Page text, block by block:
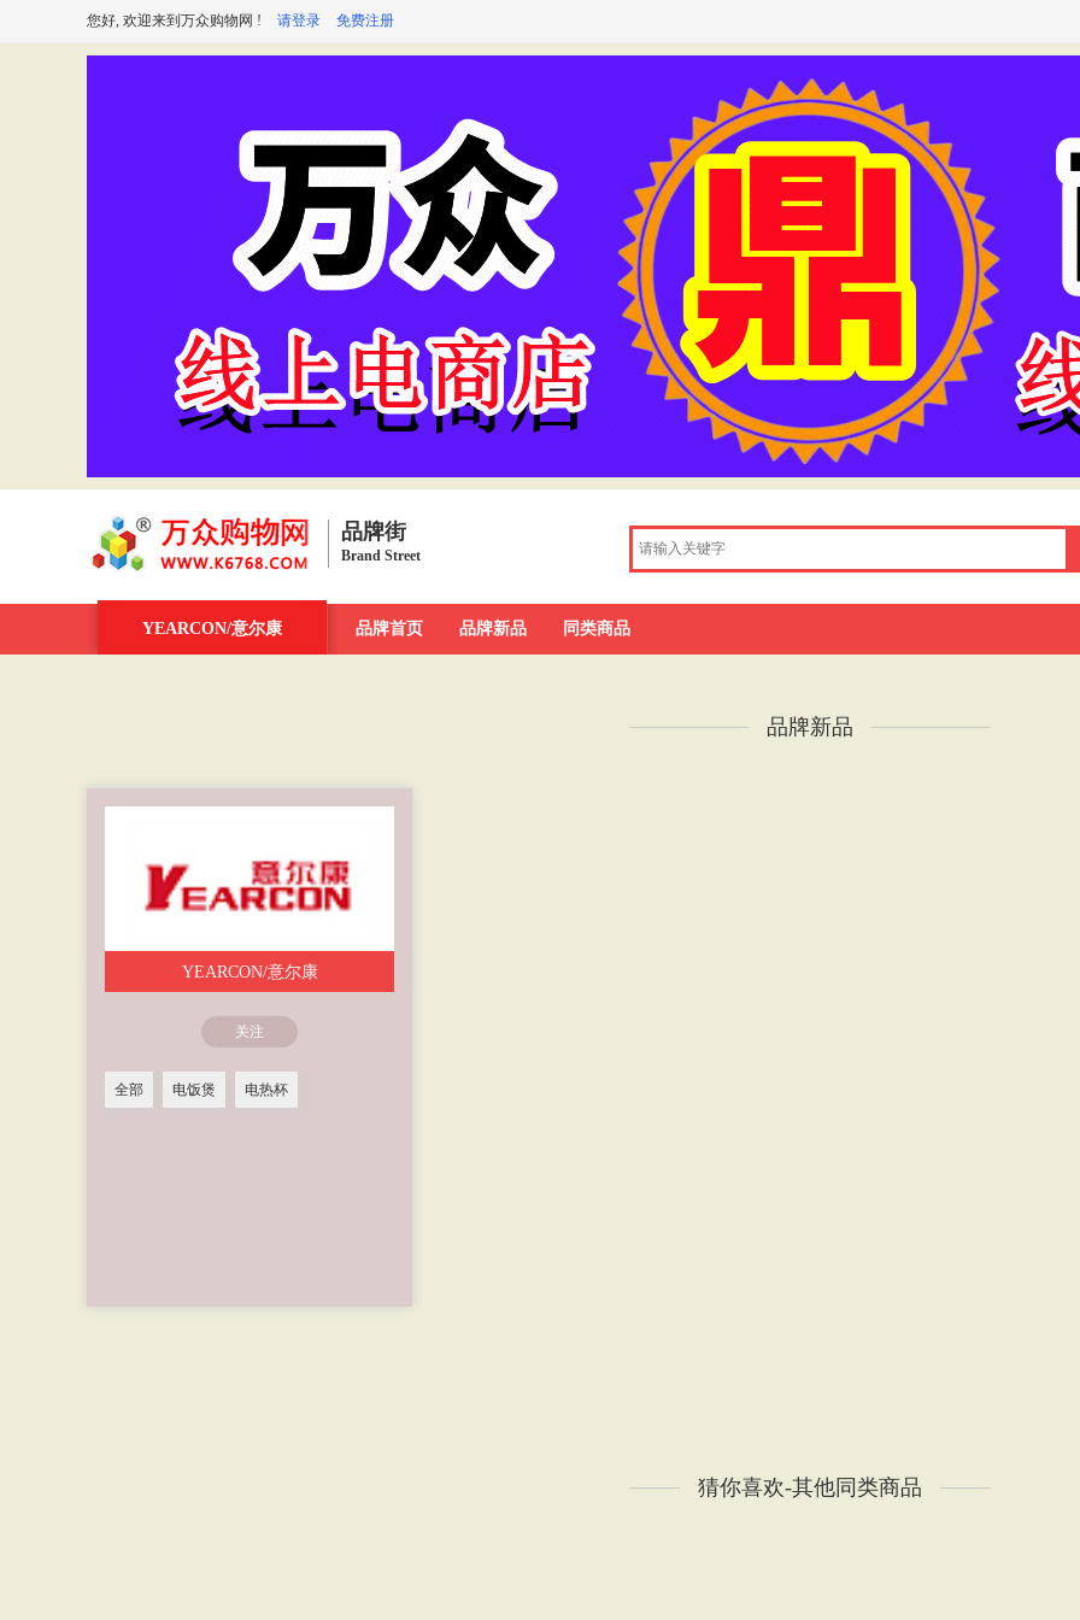
您好, 欢迎来到万众购物网 ! 请登录 免费注册
品牌街
Brand Street
品牌街 一周新发现 今日最大牌 新品发布汇 品牌库
YEARCON/意尔康 品牌首页 品牌新品 同类商品
品牌新品
YEARCON/意尔康
关注
全部 电饭煲 电热杯
猜你喜欢-其他同类商品